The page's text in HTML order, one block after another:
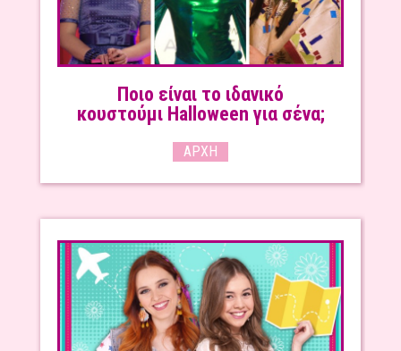
Ποιο είναι το ιδανικό
κουστούμι Halloween για σένα;
ΑΡΧΉ